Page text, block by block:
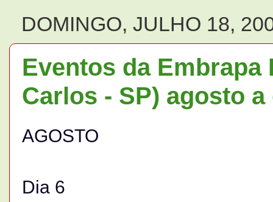
DOMINGO, JULHO 18,
Eventos da Embrapa
Carlos - SP) agosto
AGOSTO
Dia 6